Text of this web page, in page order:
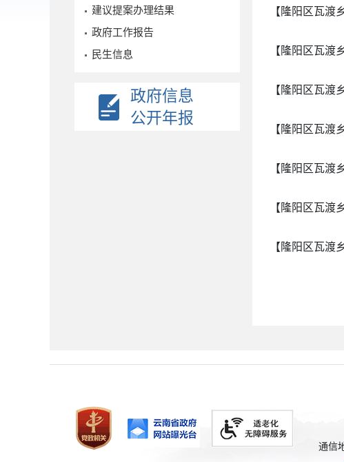
建议提案办理结果
政府工作报告
民生信息
政府信息
公开年报
【隆阳区瓦渡
【隆阳区瓦渡
【隆阳区瓦渡
【隆阳区瓦渡
【隆阳区瓦渡
【隆阳区瓦渡
【隆阳区瓦渡
通信